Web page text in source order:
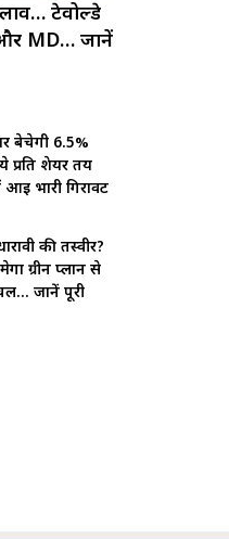
टेवोल्डे
और MD… जानें
बेचेगी 6.5%
प्रति शेयर तय
भारी गिरावट
की तस्वीर?
ग्रीन प्लान से
जानें पूरी